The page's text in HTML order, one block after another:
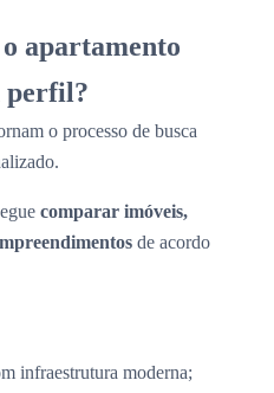
apartamento
perfil?
o processo de busca
comparar imóveis,
de acordo
infraestrutura moderna;